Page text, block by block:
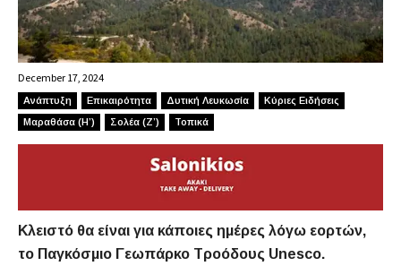
December 17, 2024
Ανάπτυξη Επικαιρότητα Δυτική Λευκωσία
Κύριες Ειδήσεις
Μαραθάσα (Η’)
Σολέα (Ζ’) Τοπικά
Κλειστό θα είναι για κάποιες ημέρες λόγω εορτών,
το Παγκόσμιο Γεωπάρκο Τροόδους Unesco.